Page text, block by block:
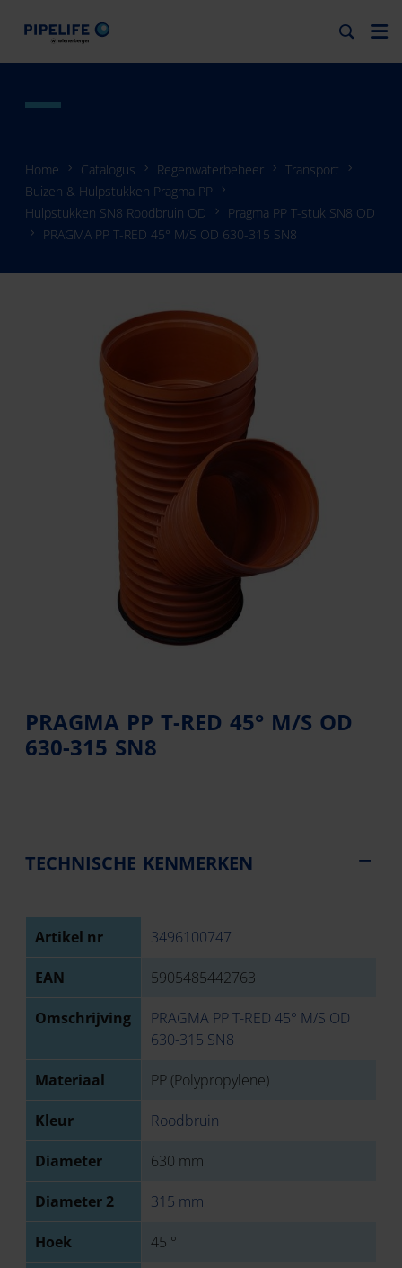
Home Catalogus Regenwaterbeheer
Transport
Buizen & Hulpstukken Pragma PP
Hulpstukken SN8 Roodbruin OD
Pragma PP T-stuk SN8 OD
PRAGMA PP T-RED 45° M/S OD 630-315 SN8
PRAGMA PP T-RED 45° M/S OD
630-315 SN8
TECHNISCHE KENMERKEN
Artikel nr 3496100747
EAN 5905485442763
Omschrijving
PRAGMA PP T-RED 45° M/S OD
630-315 SN8
Materiaal PP (Polypropylene)
Kleur Roodbruin
Diameter 630 mm
Diameter 2 315 mm
Hoek 45 °